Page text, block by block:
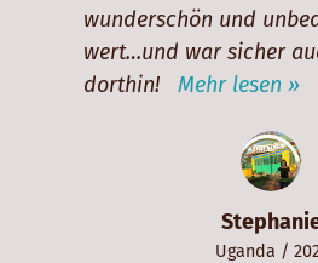
Uganda /
wunderschön und
wert…und war sicher
dorthin! Mehr lesen »